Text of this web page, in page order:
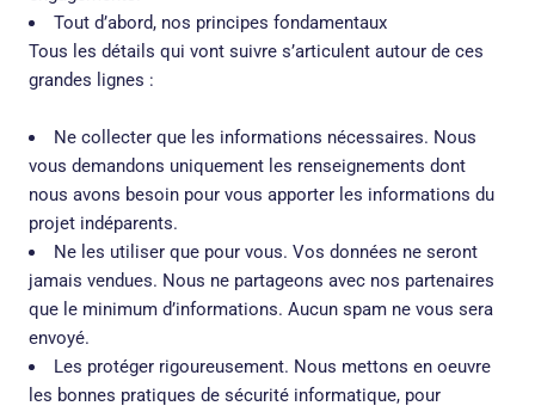
Tout d’abord, nos principes fondamentaux
Tous les détails qui vont suivre s’articulent autour de ces
grandes lignes :
Ne collecter que les informations nécessaires. Nous
vous demandons uniquement les renseignements dont
nous avons besoin pour vous apporter les informations du
projet indéparents.
Ne les utiliser que pour vous. Vos données ne seront
jamais vendues. Nous ne partageons avec nos partenaires
que le minimum d’informations. Aucun spam ne vous sera
envoyé.
Les protéger rigoureusement. Nous mettons en oeuvre
les bonnes pratiques de sécurité informatique, pour